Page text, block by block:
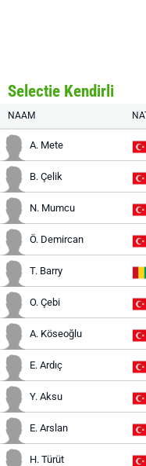
Selectie Kendirli
NAAM
A. Mete
B. Çelik
N. Mumcu
Ö. Demircan
T. Barry
O. Çebi
A. Köseoğlu
E. Ardıç
Y. Aksu
E. Arslan
H. Türüt